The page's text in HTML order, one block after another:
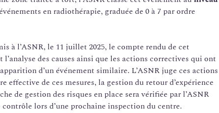
en radiothérapie, graduée de 0 à 7 par ordre
à l’ASNR, le 11 juillet 2025, le compte rendu de cet
des causes ainsi que les actions correctives qui ont
d’un événement similaire. L’ASNR juge ces actions
effective de ces mesures, la gestion du retour d’expérience
de gestion des risques en place sera vérifiée par l’ASNR
contrôle lors d’une prochaine inspection du centre.